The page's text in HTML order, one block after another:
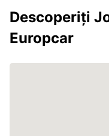
Descoperiți
Europcar